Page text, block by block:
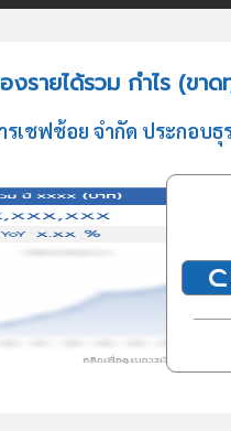
องรายได้รวม กำไร (
ชฟช้อย จำกัด ประกอบธุร